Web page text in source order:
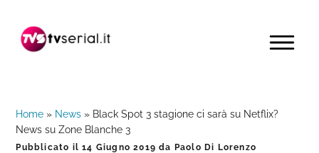
navigazione
contenuto
barra
MENU
Home » News » Black Spot 3 stagione ci sarà su Netflix?
News su Zone Blanche 3
Pubblicato il14 Giugno 2019 da Paolo Di Lorenzo